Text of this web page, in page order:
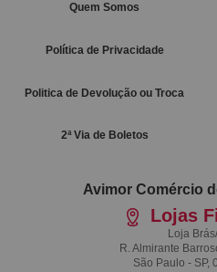
Quem Somos
Política de Privacidade
Politica de Devolução ou Troca
2ª Via de Boletos
Avimor Comércio
Lojas
Loja
R. Almirante
São Paulo - SP,